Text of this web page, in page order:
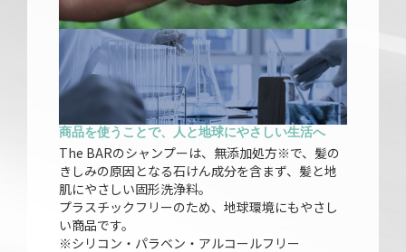
商品を使うことで、人と地球にやさしい生活へ
The BARのシャンプーは、無添加処方※で、髪の
きしみの原因となる石けん成分を含まず、髪と地
肌にやさしい固形洗浄料。
プラスチックフリーのため、地球環境にもやさし
い商品です。
※シリコン・パラベン・アルコールフリー